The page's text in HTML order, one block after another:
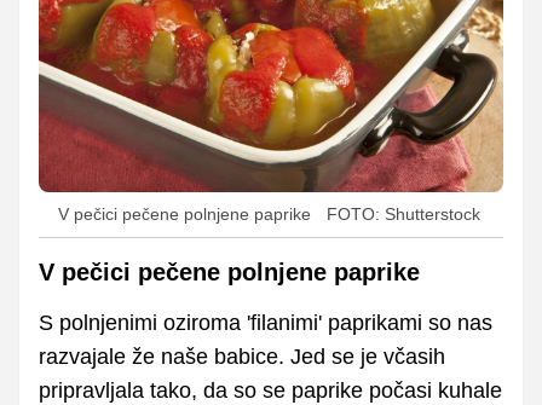
V pečici pečene polnjene paprike FOTO: Shutterstock
V pečici pečene polnjene paprike
S polnjenimi oziroma 'filanimi' paprikami so nas
razvajale že naše babice. Jed se je včasih
pripravljala tako, da so se paprike počasi kuhale